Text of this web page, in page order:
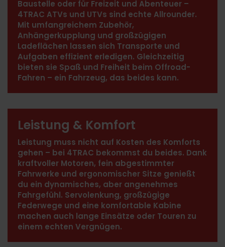
Baustelle oder für Freizeit und Abenteuer –
4TRAC ATVs und UTVs sind echte Allrounder.
Mit umfangreichem Zubehör,
Anhängerkupplung und großzügigen
Ladeflächen lassen sich Transporte und
Aufgaben effizient erledigen. Gleichzeitig
bieten sie Spaß und Freiheit beim Offroad-
Fahren – ein Fahrzeug, das beides kann.
Leistung & Komfort
Leistung muss nicht auf Kosten des Komforts
gehen – bei 4TRAC bekommst du beides. Dank
kraftvoller Motoren, fein abgestimmter
Fahrwerke und ergonomischer Sitze genießt
du ein dynamisches, aber angenehmes
Fahrgefühl. Servolenkung, großzügige
Federwege und eine komfortable Kabine
machen auch lange Einsätze oder Touren zu
einem echten Vergnügen.